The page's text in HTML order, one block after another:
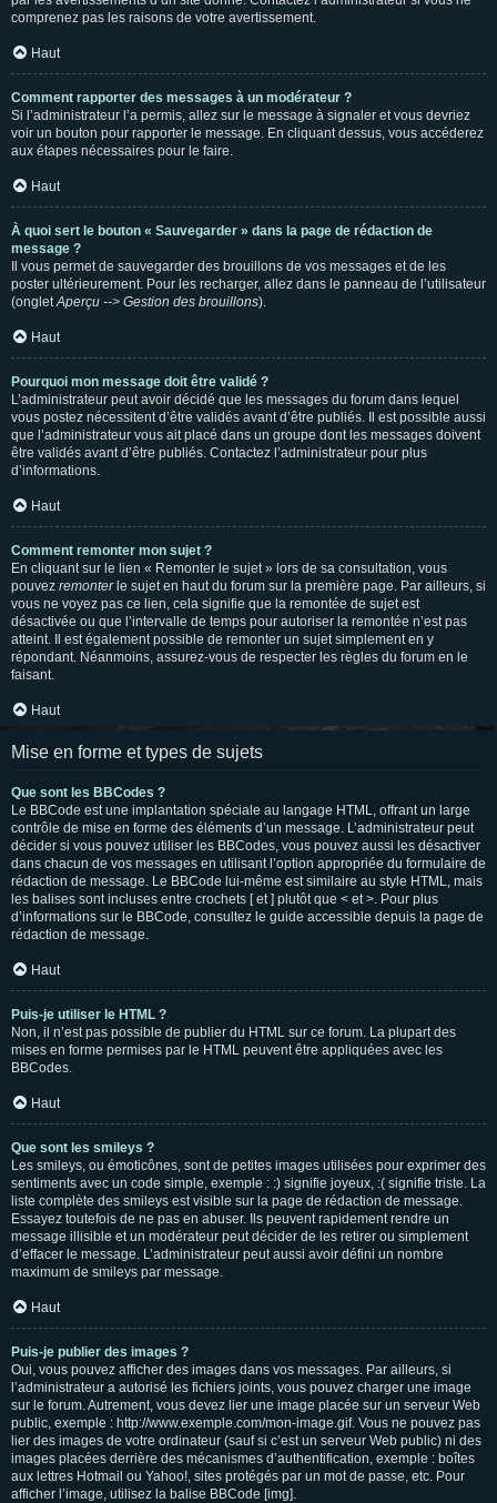
comprenez pas les raisons de votre avertissement.
Haut
Comment rapporter des messages à un modérateur ?
Si l’administrateur l’a permis, allez sur le message à signaler et vous devriez
voir un bouton pour rapporter le message. En cliquant dessus, vous accéderez
aux étapes nécessaires pour le faire.
Haut
À quoi sert le bouton « Sauvegarder » dans la page de rédaction de
message ?
Il vous permet de sauvegarder des brouillons de vos messages et de les
poster ultérieurement. Pour les recharger, allez dans le panneau de l’utilisateur
(ongletAperçu --> Gestion des brouillons).
Haut
Pourquoi mon message doit être validé ?
L’administrateur peut avoir décidé que les messages du forum dans lequel
vous postez nécessitent d’être validés avant d’être publiés. Il est possible aussi
que l’administrateur vous ait placé dans un groupe dont les messages doivent
être validés avant d’être publiés. Contactez l’administrateur pour plus
d’informations.
Haut
Comment remonter mon sujet ?
En cliquant sur le lien « Remonter le sujet » lors de sa consultation, vous
pouvez remonterle sujet en haut du forum sur la première page. Par ailleurs, si
vous ne voyez pas ce lien, cela signifie que la remontée de sujet est
désactivée ou que l’intervalle de temps pour autoriser la remontée n’est pas
atteint. Il est également possible de remonter un sujet simplement en y
répondant. Néanmoins, assurez-vous de respecter les règles du forum en le
faisant.
Haut
Mise en forme et types de sujets
Que sont les BBCodes ?
Le BBCode est une implantation spéciale au langage HTML, offrant un large
contrôle de mise en forme des éléments d’un message. L’administrateur peut
décider si vous pouvez utiliser les BBCodes, vous pouvez aussi les désactiver
dans chacun de vos messages en utilisant l’option appropriée du formulaire de
rédaction de message. Le BBCode lui-même est similaire au style HTML, mais
les balises sont incluses entre crochets [ et ] plutôt que < et >. Pour plus
d’informations sur le BBCode, consultez le guide accessible depuis la page de
rédaction de message.
Haut
Puis-je utiliser le HTML ?
Non, il n’est pas possible de publier du HTML sur ce forum. La plupart des
mises en forme permises par le HTML peuvent être appliquées avec les
BBCodes.
Haut
Que sont les smileys ?
Les smileys, ou émoticônes, sont de petites images utilisées pour exprimer des
sentiments avec un code simple, exemple : :) signifie joyeux, :( signifie triste. La
liste complète des smileys est visible sur la page de rédaction de message.
Essayez toutefois de ne pas en abuser. Ils peuvent rapidement rendre un
message illisible et un modérateur peut décider de les retirer ou simplement
d’effacer le message. L’administrateur peut aussi avoir défini un nombre
maximum de smileys par message.
Haut
Puis-je publier des images ?
Oui, vous pouvez afficher des images dans vos messages. Par ailleurs, si
l’administrateur a autorisé les fichiers joints, vous pouvez charger une image
sur le forum. Autrement, vous devez lier une image placée sur un serveur Web
public, exemple : http://www.exemple.com/mon-image.gif. Vous ne pouvez pas
lier des images de votre ordinateur (sauf si c’est un serveur Web public) ni des
images placées derrière des mécanismes d’authentification, exemple : boîtes
aux lettres Hotmail ou Yahoo!, sites protégés par un mot de passe, etc. Pour
afficher l’image, utilisez la balise BBCode [img].